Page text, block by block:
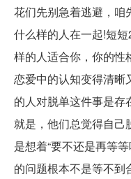
花们先别急着逃避，咱
什么样的人在一起!短
样的人适合你，你的性
恋爱中的认知变得清晰
的人对脱单这件事是
就是，他们总觉得自己
是想着“要不还是再等
的问题根本不是等不到